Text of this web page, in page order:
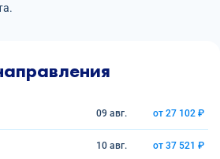
09 авг. от 27 102 ₽
10 авг. от 37 521 ₽